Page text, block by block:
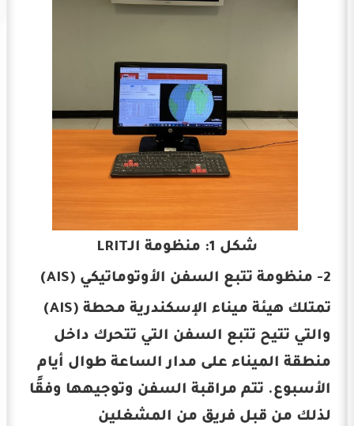
شكل 1: منظومة الـLRIT
2- منظومة تتبع السفن الأوتوماتيكي (AIS)
تمتلك هيئة ميناء الإسكندرية محطة (AIS)
والتي تتيح تتبع السفن التي تتحرك داخل
منطقة الميناء على مدار الساعة طوال أيام
الأسبوع. تتم مراقبة السفن وتوجيهها وفقًا
لذلك من قبل فريق من المشغلين